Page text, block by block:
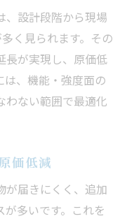
、設計段階から現場
く見られます。その
長が実現し、原価低
は、機能・強度面の
わない範囲で最適化
価低減
が届きにくく、追加
多いです。これを